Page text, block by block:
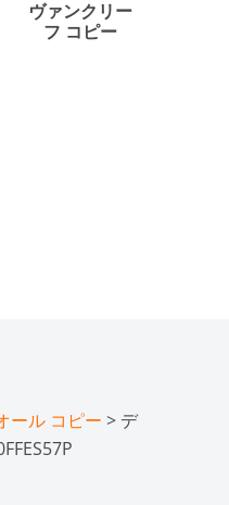
ヴァンクリー
フ コピー
ール コピー > デ